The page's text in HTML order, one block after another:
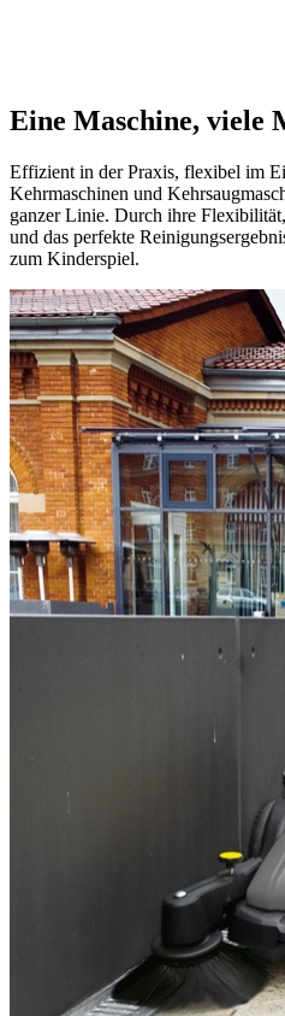
Eine Maschine, viele
Effizient in der Praxis, flexibel im
Kehrmaschinen und
ganzer Linie. Durch ihre
und das perfekte
zum Kinderspiel.